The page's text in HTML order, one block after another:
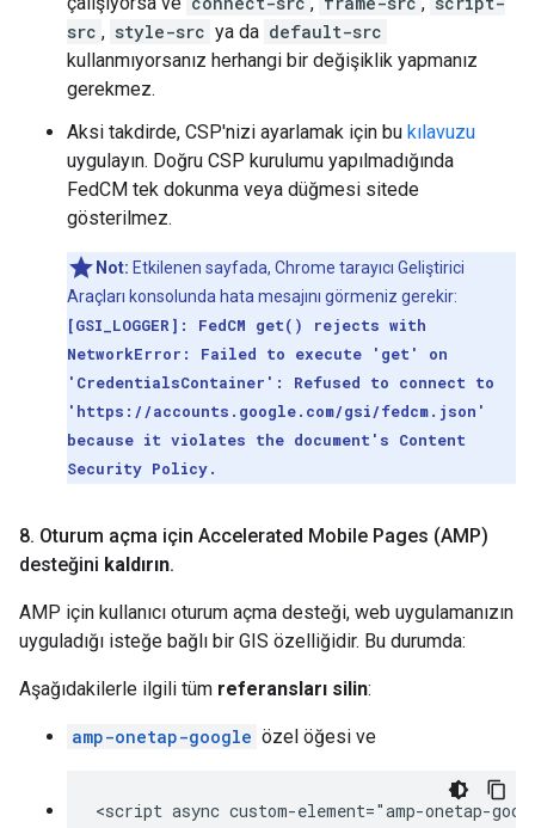
src , style-src ya da default-src
kullanmıyorsanız herhangi bir değişiklik yapmanız
gerekmez.
Aksi takdirde, CSP'nizi ayarlamak için bu kılavuzu
uygulayın. Doğru CSP kurulumu yapılmadığında
FedCM tek dokunma veya düğmesi sitede
gösterilmez.
Not: Etkilenen sayfada, Chrome tarayıcı Geliştirici
Araçları konsolunda hata mesajını görmeniz gerekir:
[GSI_LOGGER]: FedCM get() rejects with
NetworkError: Failed to execute 'get' on
'CredentialsContainer': Refused to connect to
'https://accounts.google.com/gsi/fedcm.json'
because it violates the document's Content
Security Policy.
8. Oturum açma için Accelerated Mobile Pages (AMP)
desteğini kaldırın.
AMP için kullanıcı oturum açma desteği, web uygulamanızın
uyguladığı isteğe bağlı bir GIS özelliğidir. Bu durumda:
Aşağıdakilerle ilgili tüm referansları silin:
amp-onetap-google özel öğesi ve